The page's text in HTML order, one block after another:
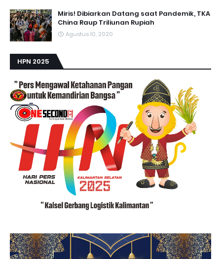
Miris! Dibiarkan Datang saat Pandemik, TKA
China Raup Triliunan Rupiah
Agustus 10, 2020
HPN 2025